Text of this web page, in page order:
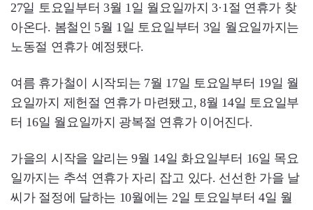
27일 토요일부터 3월 1일 월요일까지 3·1절 연휴가 찾
아온다. 봄철인 5월 1일 토요일부터 3일 월요일까지는
노동절 연휴가 예정됐다.
여름 휴가철이 시작되는 7월 17일 토요일부터 19일 월
요일까지 제헌절 연휴가 마련됐고, 8월 14일 토요일부
터 16일 월요일까지 광복절 연휴가 이어진다.
가을의 시작을 알리는 9월 14일 화요일부터 16일 목요
일까지는 추석 연휴가 자리 잡고 있다. 선선한 가을 날
씨가 절정에 달하는 10월에는 2일 토요일부터 4일 월